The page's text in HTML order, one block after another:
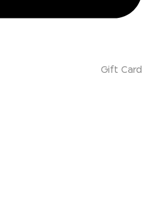
Gift Card